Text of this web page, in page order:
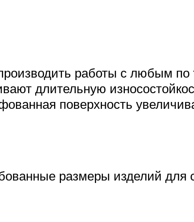
работы с любым
длительную
поверхность
размеры изделий для